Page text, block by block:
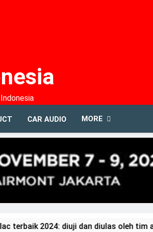
CAR AUDIO MORE
2024: diuji dan diulas oleh tim ahli kami